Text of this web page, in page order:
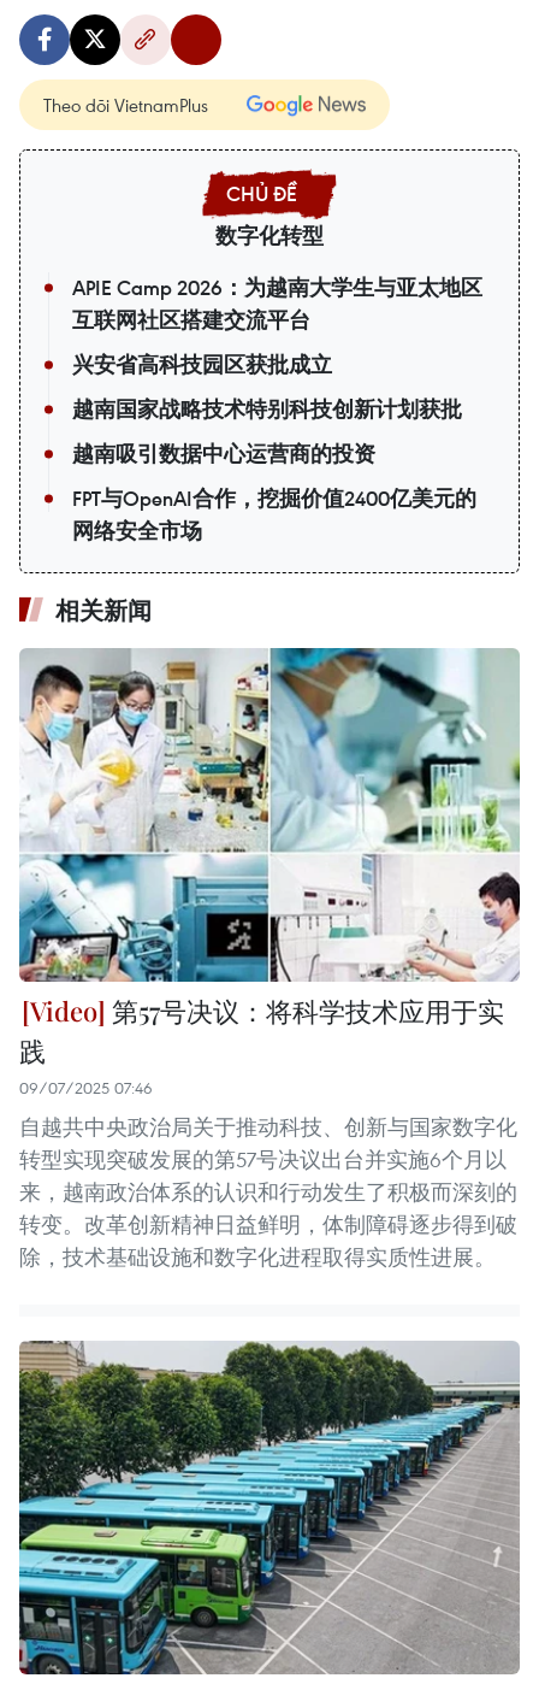
Theo dõi VietnamPlus
数字化转型
APIE Camp 2026：为越南大学生与亚太地区
互联网社区搭建交流平台
兴安省高科技园区获批成立
越南国家战略技术特别科技创新计划获批
越南吸引数据中心运营商的投资
FPT与OpenAI合作，挖掘价值2400亿美元的
网络安全市场
相关新闻
第57号决议：将科学技术应用于实
践
09/07/2025 07:46
自越共中央政治局关于推动科技、创新与国家数字化
转型实现突破发展的第57号决议出台并实施6个月以
来，越南政治体系的认识和行动发生了积极而深刻的
转变。改革创新精神日益鲜明，体制障碍逐步得到破
除，技术基础设施和数字化进程取得实质性进展。